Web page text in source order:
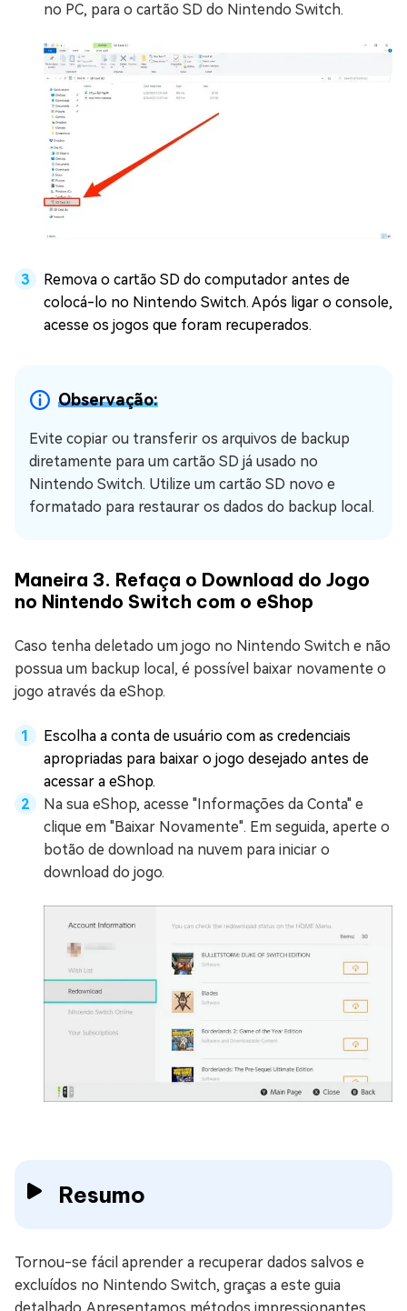
no PC, para o cartão SD do Nintendo Switch.
Remova o cartão SD do computador antes de
colocá-lo no Nintendo Switch. Após ligar o console,
acesse os jogos que foram recuperados.
Observação:
Evite copiar ou transferir os arquivos de backup
diretamente para um cartão SD já usado no
Nintendo Switch. Utilize um cartão SD novo e
formatado para restaurar os dados do backup local.
Maneira 3. Refaça o Download do Jogo
no Nintendo Switch com o eShop
Caso tenha deletado um jogo no Nintendo Switch e não
possua um backup local, é possível baixar novamente o
jogo através da eShop.
Escolha a conta de usuário com as credenciais
apropriadas para baixar o jogo desejado antes de
acessar a eShop.
Na sua eShop, acesse "Informações da Conta" e
clique em "Baixar Novamente". Em seguida, aperte o
botão de download na nuvem para iniciar o
download do jogo.
Resumo
Tornou-se fácil aprender a recuperar dados salvos e
excluídos no Nintendo Switch, graças a este guia